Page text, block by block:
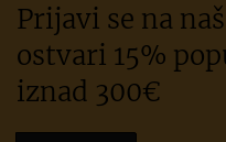
Prijavi se na
ostvari 15%
iznad 300€